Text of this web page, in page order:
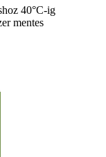
40°C-ig
mentes